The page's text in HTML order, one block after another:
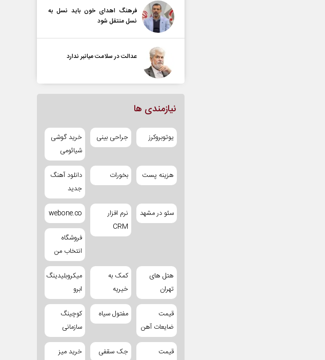
فرهنگ اهدای خون باید نسل به
نسل منتقل شود
عدالت در سلامت میانبر ندارد
نیازمندی ها
یوتوبروکرز جراحی بینی
خرید گوشی
شیائومی
هزینه پست بخورات
دانلود آهنگ
جدید
سئو در مشهد
نرم افزار
CRM
webone.co
فروشگاه
انتخاب من
هتل های
تهران
کمک به
خیریه
میکروبلیدینگ
ابرو
قیمت
ضایعات آهن
مفتول سیاه
کوچینگ
سازمانی
قیمت
جک سقفی
خرید میز